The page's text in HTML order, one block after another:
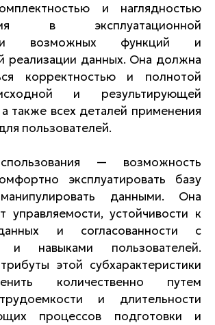
и наглядностью
в эксплуатационной
возможных функций и
реализации данных. Она должна
корректностью и полнотой
и результирующей
также всех деталей применения
пользователей.
— возможность
эксплуатировать базу
данными. Она
управляемости, устойчивости к
и согласованности с
и навыками пользователей.
этой субхарактеристики
количественно путем
и длительности
процессов подготовки и